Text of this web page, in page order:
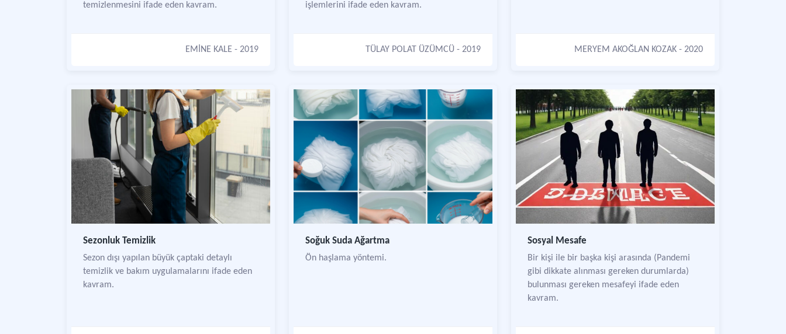
temizlenmesini ifade eden kavram.
EMİNE KALE - 2019
işlemlerini ifade eden kavram.
TÜLAY POLAT ÜZÜMCÜ - 2019 MERYEM AKOĞLAN KOZAK - 2020
Sezonluk Temizlik
Sezon dışı yapılan büyük çaptaki detaylı
temizlik ve bakım uygulamalarını ifade eden
kavram.
Soğuk Suda Ağartma
Ön haşlama yöntemi.
Sosyal Mesafe
Bir kişi ile bir başka kişi arasında (Pandemi
gibi dikkate alınması gereken durumlarda)
bulunması gereken mesafeyi ifade eden
kavram.